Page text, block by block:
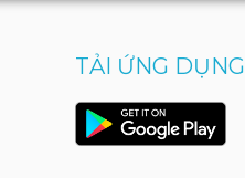
TẢI ỨNG DỤNG